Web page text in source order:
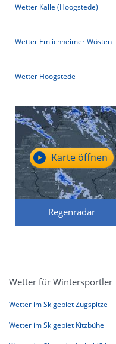
Wetter Kalle (Hoogstede)
Wetter Emlichheimer Wösten
Wetter Hoogstede
Regenradar
Karte öffnen
Wetter für Wintersportler
Wetter im Skigebiet Zugspitze
Wetter im Skigebiet Kitzbühel